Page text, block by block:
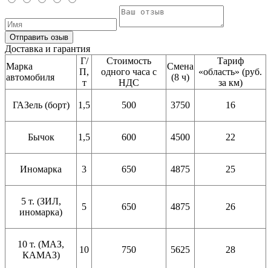
Отправить озыв
Доставка и гарантия
Марка
автомобиля
Г/
П,
т
Стоимость
одного часа с
НДС
Смена
(8 ч)
Тариф
«область» (руб.
за км)
ГАЗель (борт) 1,5 500 3750 16
Бычок 1,5 600 4500 22
Иномарка 3 650 4875 25
5 т. (ЗИЛ,
иномарка)
5 650 4875 26
10 т. (МАЗ,
КАМАЗ)
10 750 5625 28